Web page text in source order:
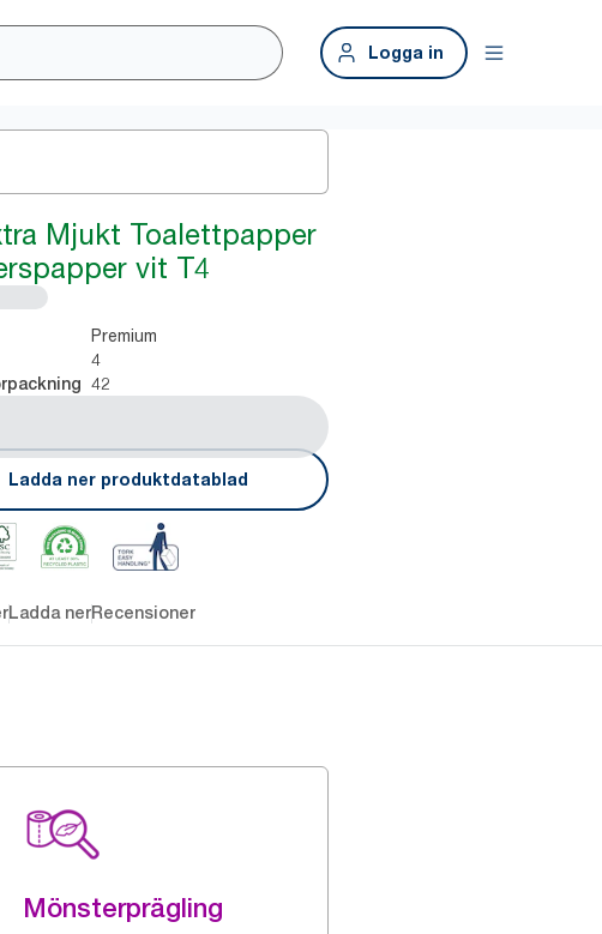
Logga in
Mjukt Toalettpapper
vit T4
Premium
4
42
Ladda ner produktdatablad
Ladda nerRecensioner
Mönsterprägling